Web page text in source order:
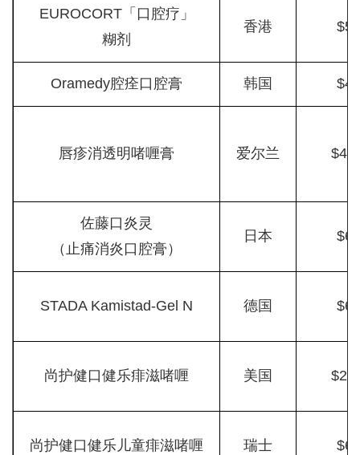
EUROCORT「口腔疗」
糊剂
香港 $50
Oramedy腔痊口腔膏 韩国 $45
唇疹消透明啫喱膏 爱尔兰
佐藤口炎灵
（止痛消炎口腔膏）
日本 $65
STADA Kamistad-Gel N 德国 $61
尚护健口健乐痱滋啫喱 美国
尚护健口健乐儿童痱滋啫喱 瑞士 $65